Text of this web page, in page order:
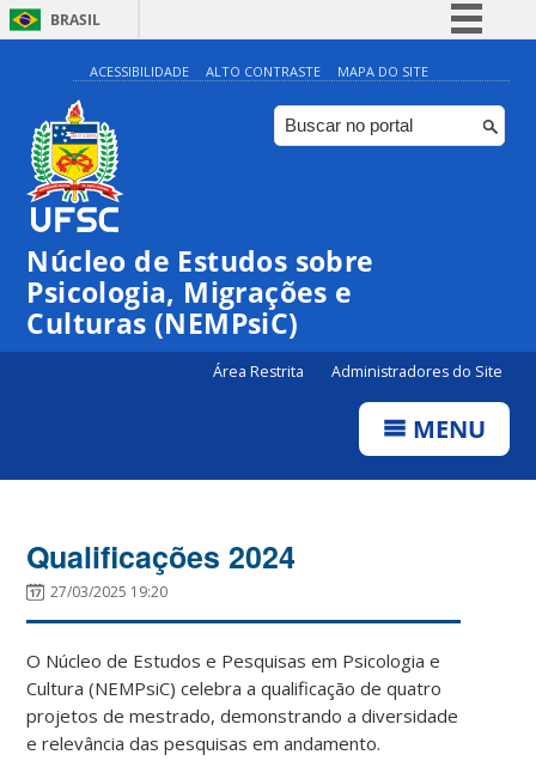
BRASIL
Simplifique!
Comunica BR
Participe
Canais
ACESSIBILIDADE ALTO CONTRASTE MAPA DO SITE
Núcleo de Estudos sobre
Psicologia, Migrações e
Culturas (NEMPsiC)
Área Restrita Administradores do Site
MENU
Qualificações 2024
27/03/2025 19:20
O Núcleo de Estudos e Pesquisas em Psicologia e
Cultura (NEMPsiC) celebra a qualificação de quatro
projetos de mestrado, demonstrando a diversidade
e relevância das pesquisas em andamento.